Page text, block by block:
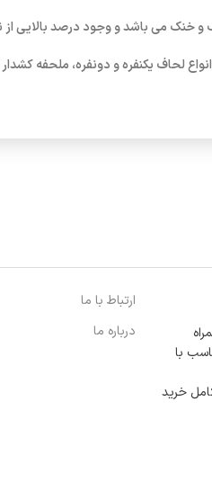
و خنک می باشد و وجود درصد بالایی
لحاف یکنفره و دونفره، ملحفه
با
خرید
ارتباط با ما
درباره ما